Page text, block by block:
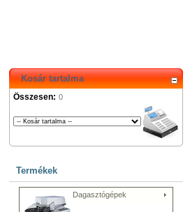
Kosár tartalma
Összesen: 0
Termékek
Dagasztógépek